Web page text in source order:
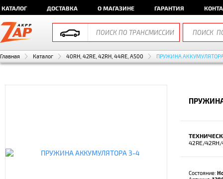
КАТАЛОГ ДОСТАВКА О МАГАЗИНЕ ГАРАНТИЯ
Главная Каталог 40RH, 42RE, 42RH, 44RE, A500 ПРУЖИНА
42RE/
Состояние: